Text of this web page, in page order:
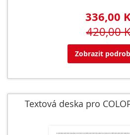
336,00
420,00
Zobrazit
Textová deska pro